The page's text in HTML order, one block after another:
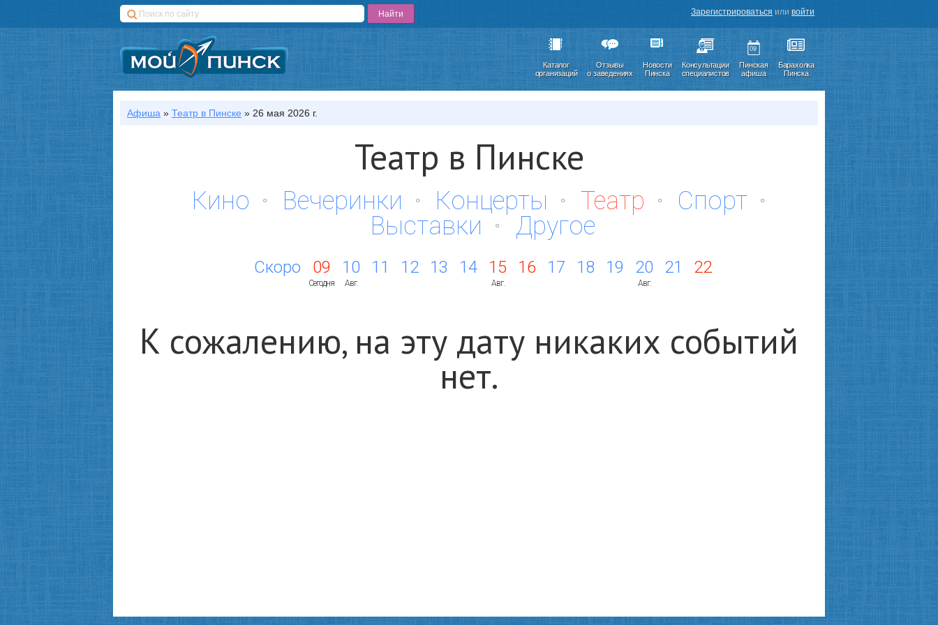
Зарегистрироваться или войти
Каталог
организаций
Отзывы
о заведениях
Новости
Пинска
Консультации
специалистов
09
Пинская
афиша
Барахолка
Пинска
Афиша » Театр в Пинске » 26 мая 2026 г.
Театр в Пинске
Кино Вечеринки Концерты Театр
Спорт
Выставки
Другое
Скоро 09
Сегодня
10
Авг.
11 12 13 14 15
Авг.
16 17 18 19 20
Авг.
21 22
К сожалению, на эту дату никаких событий
нет.